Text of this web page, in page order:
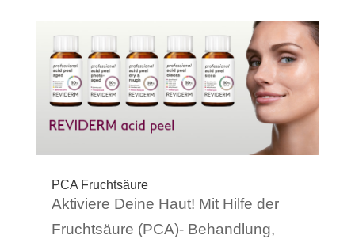
PCA Fruchtsäure
Aktiviere Deine Haut! Mit Hilfe der
Fruchtsäure (PCA)- Behandlung,